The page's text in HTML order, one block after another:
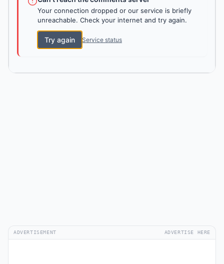
Your connection dropped or our service is briefly
unreachable. Check your internet and try again.
Try again Service status
ADVERTISEMENT ADVERTISE HERE